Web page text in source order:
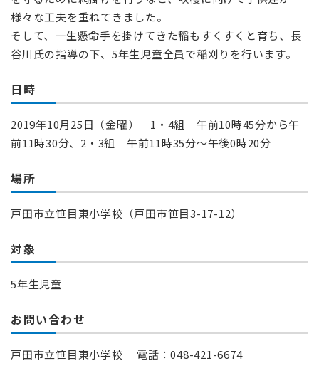
様々な工夫を重ねてきました。
そして、一生懸命手を掛けてきた稲もすくすくと育ち、長
谷川氏の指導の下、5年生児童全員で稲刈りを行います。
日時
2019年10月25日（金曜） 1・4組 午前10時45分から午
前11時30分、2・3組 午前11時35分～午後0時20分
場所
戸田市立笹目東小学校（戸田市笹目3-17-12）
対象
5年生児童
お問い合わせ
戸田市立笹目東小学校 電話：048-421-6674